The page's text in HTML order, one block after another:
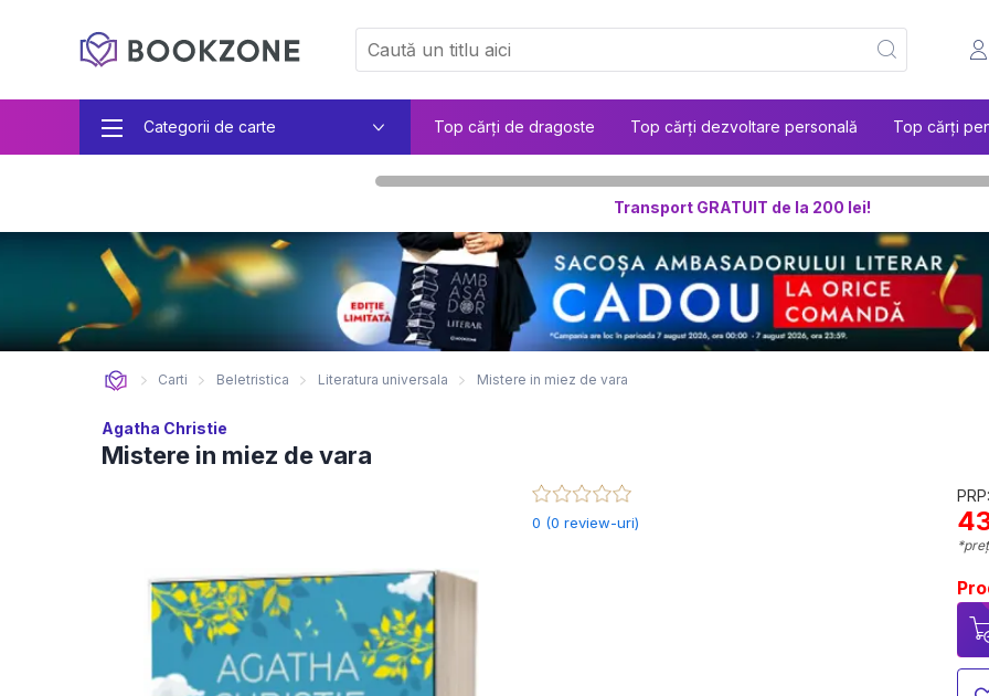
Categorii de carte Top cărți de dragoste Top cărți dezvoltare personală Top cărți
Transport GRATUIT de la 200 lei!
Carti Beletristica Literatura universala Mistere in miez de vara
Agatha Christie
Mistere in miez de vara
0 (0 review-uri)